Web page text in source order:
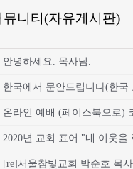
뮤니티(자유게시판)
안녕하세요. 목사님.
한국에서 문안드립니다(한국
온라인 예배 (페이스북으로)
2020년 교회 표어 "내 이웃을
[re]서울참빛교회 박순호 목사